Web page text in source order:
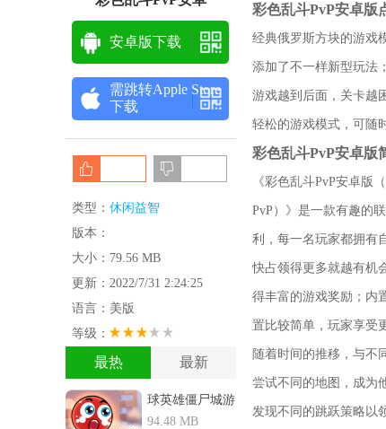
安卓版下载
需跳转Apple Store
下载
类型： 休闲益智
版本：
大小：79.56 MB
更新：2022/7/31 2:24:25
语言：美版
等级：
最热 最新
球英雄僵尸城游
戏-球英...
94.48 MB
彩色乱斗PvP安卓版
经典俄罗斯方块的游戏
添加了不一样新型玩法；
游戏越到后面，关卡越
轻松的游戏模式，可随
彩色乱斗PvP安卓版
《彩色乱斗PvP安卓版
PvP）》是一款有趣的
利，每一名玩家都拥有
快占领得更多就越有机
得丰富的游戏奖励；内
置比较简单，玩家享受
随着时间的推移，与不
尝试不同的地图，成为
发现不同的跳跃策略以